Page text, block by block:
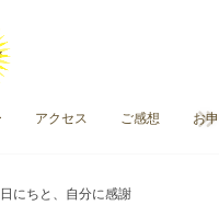
アクセス ご感想 お
にちと、自分に感謝